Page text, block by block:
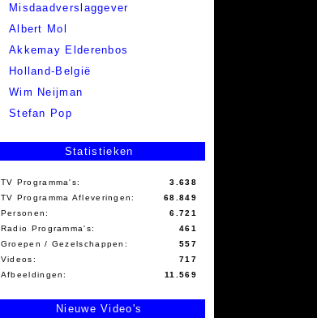
Misdaadverslaggever
Albert Mol
Akkemay Elderenbos
Holland-België
Wim Neijman
Stefan Pop
Statistieken
TV Programma's:
3.638
TV Programma Afleveringen:
68.849
Personen:
6.721
Radio Programma's:
461
Groepen / Gezelschappen:
557
Videos:
717
Afbeeldingen:
11.569
Nieuwe Video's